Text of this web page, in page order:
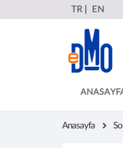
TR EN
Anasayfa